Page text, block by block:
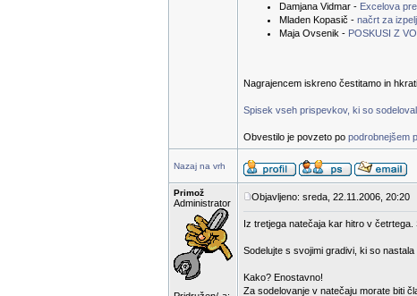
Damjana Vidmar - Excelova
Mladen Kopasič - načrt za
Maja Ovsenik - POSKUSI Z
Nagrajencem iskreno čestitamo in
Spisek vseh prispevkov, ki so
Obvestilo je povzeto po podrobnejšem
Nazaj na vrh
Primož
Administrator
Objavljeno: sreda, 22.11.2006, 20:20
Iz tretjega natečaja kar hitro v
Sodelujte s svojimi gradivi, ki so
Kako? Enostavno!
Za sodelovanje v natečaju morate biti